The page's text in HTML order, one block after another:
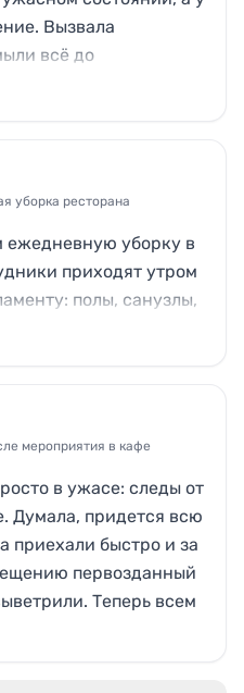
Вызвала
всё до
больше света,
уборка ресторана
ежедневную уборку в
приходят утром
полы, санузлы,
глубокую очистку
мероприятия в кафе
в ужасе: следы от
Думала, придется всю
приехали быстро и за
первозданный
Теперь всем